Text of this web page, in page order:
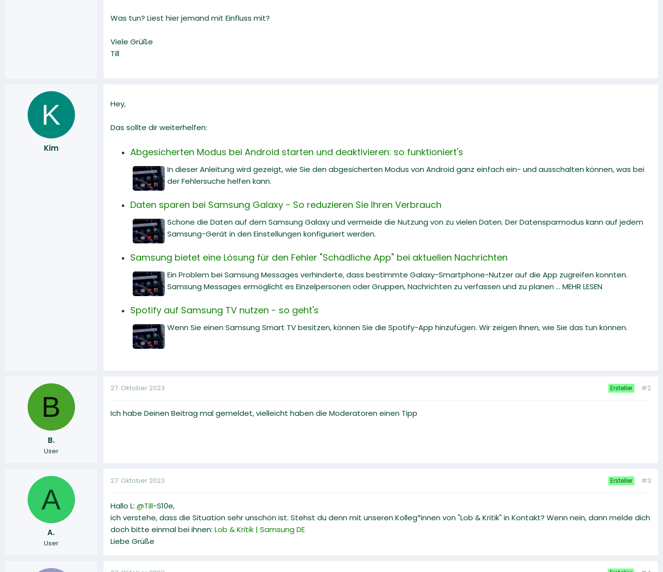
Was tun? Liest hier jemand mit Einfluss mit?
Viele Grüße
Till
K
Kim
Hey,
Das sollte dir weiterhelfen:
Abgesicherten Modus bei Android starten und deaktivieren: so funktioniert's
In dieser Anleitung wird gezeigt, wie Sie den abgesicherten Modus von Android ganz einfach ein- und ausschalten können, was bei
der Fehlersuche helfen kann.
Daten sparen bei Samsung Galaxy - So reduzieren Sie Ihren Verbrauch
Schone die Daten auf dem Samsung Galaxy und vermeide die Nutzung von zu vielen Daten. Der Datensparmodus kann auf jedem
Samsung-Gerät in den Einstellungen konfiguriert werden.
Samsung bietet eine Lösung für den Fehler "Schädliche App" bei aktuellen Nachrichten
Ein Problem bei Samsung Messages verhinderte, dass bestimmte Galaxy-Smartphone-Nutzer auf die App zugreifen konnten.
Samsung Messages ermöglicht es Einzelpersonen oder Gruppen, Nachrichten zu verfassen und zu planen ... MEHR LESEN
Spotify auf Samsung TV nutzen - so geht's
Wenn Sie einen Samsung Smart TV besitzen, können Sie die Spotify-App hinzufügen. Wir zeigen Ihnen, wie Sie das tun können.
B
B.
User
27. Oktober 2023 Ersteller #2
Ich habe Deinen Beitrag mal gemeldet, vielleicht haben die Moderatoren einen Tipp
A
A.
User
27. Oktober 2023 Ersteller #3
Hallo L: @Till-S10e,
ich verstehe, dass die Situation sehr unschön ist. Stehst du denn mit unseren Kolleg*innen von "Lob & Kritik" in Kontakt? Wenn nein, dann melde dich
doch bitte einmal bei ihnen: Lob & Kritik | Samsung DE
Liebe Grüße